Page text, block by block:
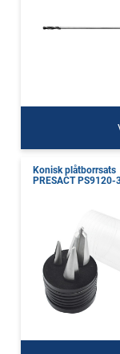
Konisk plåtborrsats
PRESACT PS9120-